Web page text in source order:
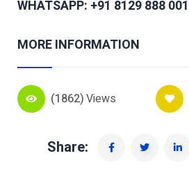
WHATSAPP: +91 8129 888 001
MORE INFORMATION
(1862)Views
Share: